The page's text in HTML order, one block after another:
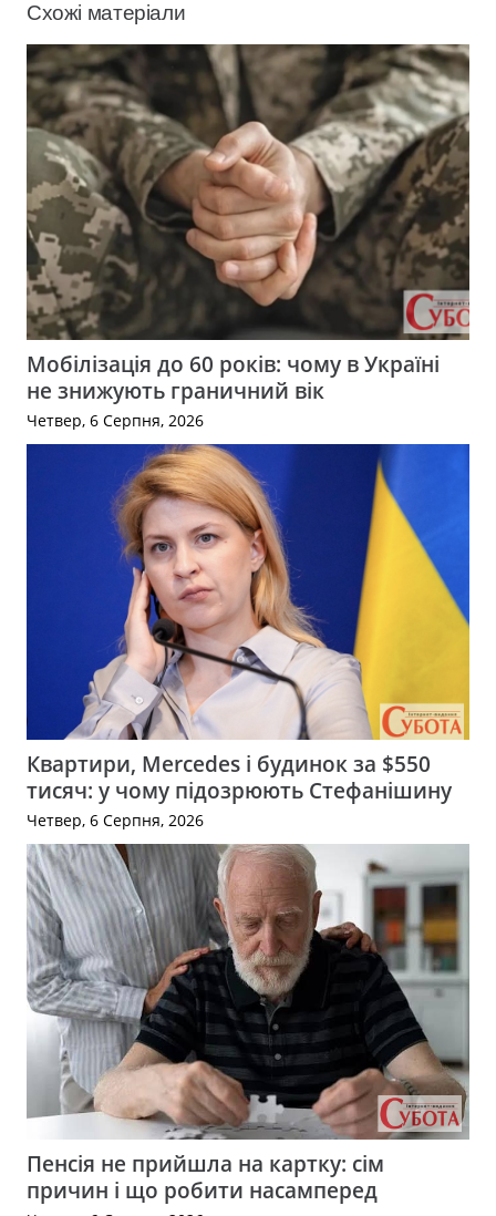
Схожі матеріали
Мобілізація до 60 років: чому в Україні
не знижують граничний вік
Четвер, 6 Серпня, 2026
Квартири, Mercedes і будинок за $550
тисяч: у чому підозрюють Стефанішину
Четвер, 6 Серпня, 2026
Пенсія не прийшла на картку: сім
причин і що робити насамперед